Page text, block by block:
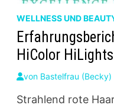
WELLNESS UND
HiColor HiLights
von Bastelfrau (Becky)
Strahlend rote